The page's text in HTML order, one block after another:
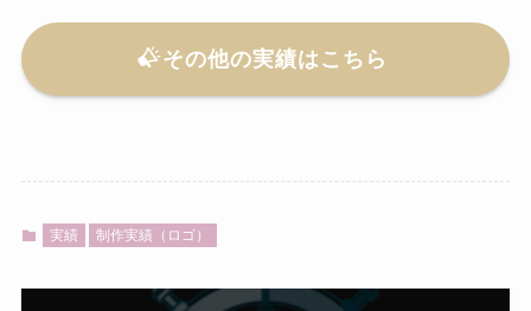
その他の実績はこちら
実績 制作実績（ロゴ）